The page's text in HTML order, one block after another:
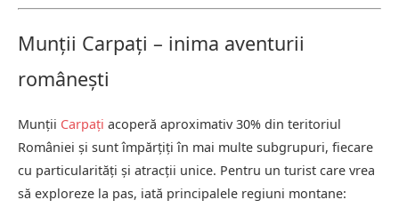
Munții Carpați – inima aventurii
românești
Munții Carpați acoperă aproximativ 30% din teritoriul
României și sunt împărțiți în mai multe subgrupuri, fiecare
cu particularități și atracții unice. Pentru un turist care vrea
să exploreze la pas, iată principalele regiuni montane: